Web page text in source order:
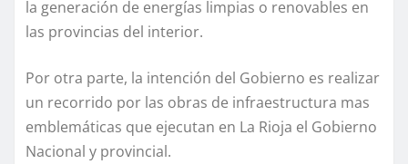
la generación de energías limpias o renovables en
las provincias del interior.
Por otra parte, la intención del Gobierno es realizar
un recorrido por las obras de infraestructura mas
emblemáticas que ejecutan en La Rioja el Gobierno
Nacional y provincial.